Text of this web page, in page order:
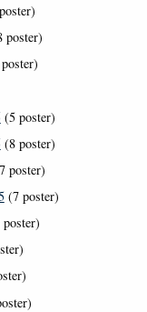
(5 poster)
(8 poster)
poster)
(7 poster)